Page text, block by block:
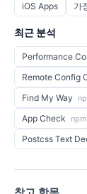
iOS Apps 가
최근 분석
Performance
Remote Config
Find My Way
App Check npm
Postcss Text